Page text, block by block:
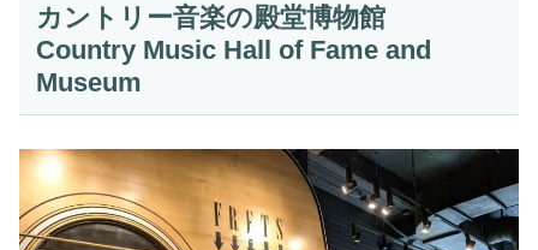
カントリー音楽の殿堂博物館
Country Music Hall of Fame and
Museum